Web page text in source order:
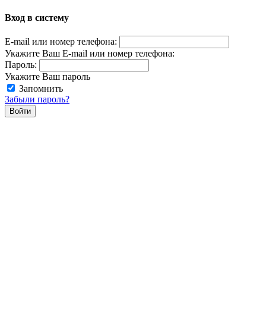
Вход в систему
E-mail или номер телефона:
Укажите Ваш E-mail или номер телефона:
Пароль:
Укажите Ваш пароль
Запомнить
Забыли пароль?